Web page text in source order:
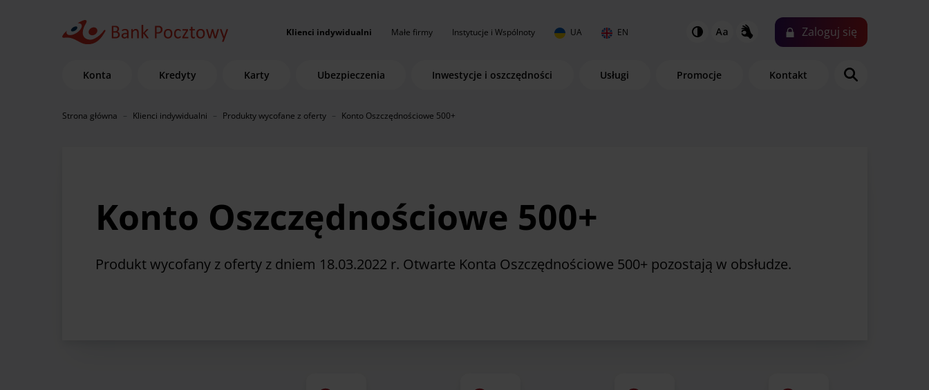
Klienci indywidualni Małe firmy Instytucje i Wspólnoty UA EN Zaloguj się
Konta Kredyty Karty Ubezpieczenia Inwestycje i oszczędności Usługi Promocje Kontakt
Strona główna Klienci indywidualni Produkty wycofane z oferty Konto Oszczędnościowe 500+
Konto Oszczędnościowe 500+
Produkt wycofany z oferty z dniem 18.03.2022 r. Otwarte Konta Oszczędnościowe 500+ pozostają w obsłudze.